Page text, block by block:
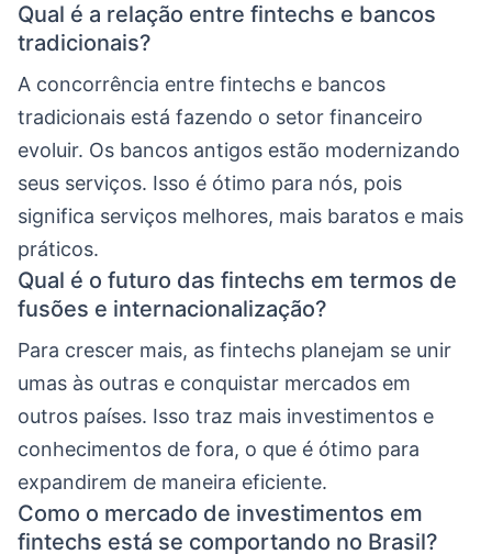
Qual é a relação entre fintechs e bancos
tradicionais?
A concorrência entre fintechs e bancos
tradicionais está fazendo o setor financeiro
evoluir. Os bancos antigos estão modernizando
seus serviços. Isso é ótimo para nós, pois
significa serviços melhores, mais baratos e mais
práticos.
Qual é o futuro das fintechs em termos de
fusões e internacionalização?
Para crescer mais, as fintechs planejam se unir
umas às outras e conquistar mercados em
outros países. Isso traz mais investimentos e
conhecimentos de fora, o que é ótimo para
expandirem de maneira eficiente.
Como o mercado de investimentos em
fintechs está se comportando no Brasil?